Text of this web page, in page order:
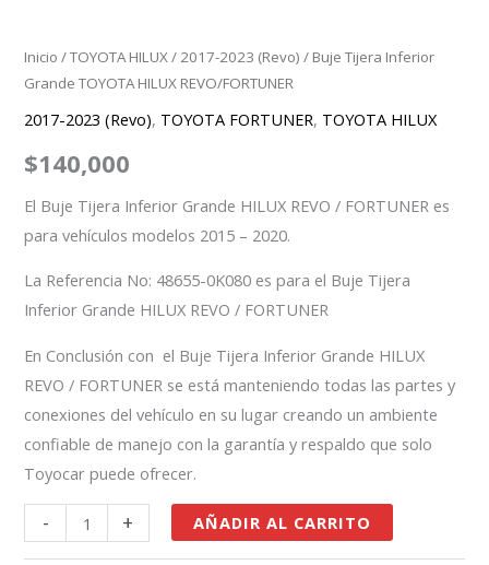
Inicio /TOYOTA HILUX/ 2017-2023 (Revo) / Buje Tijera Inferior
Grande TOYOTA HILUX REVO/FORTUNER
2017-2023 (Revo), TOYOTA FORTUNER, TOYOTA HILUX
$140,000
El Buje Tijera Inferior Grande HILUX REVO / FORTUNER es
para vehículos modelos 2015 – 2020.
La Referencia No: 48655-0K080 es para el Buje Tijera
Inferior Grande HILUX REVO / FORTUNER
En Conclusión con el Buje Tijera Inferior Grande HILUX
REVO / FORTUNER se está manteniendo todas las partes y
conexiones del vehículo en su lugar creando un ambiente
confiable de manejo con la garantía y respaldo que solo
Toyocar puede ofrecer.
- + AÑADIR AL CARRITO